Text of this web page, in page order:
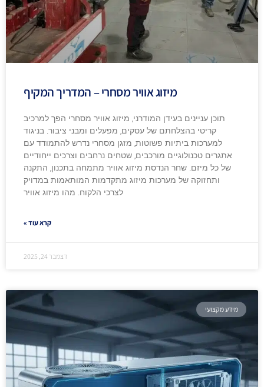
מיזוג אוויר מסחרי – המדריך המקיף
תוכן עניינים בעידן המודרני, מיזוג אוויר מסחרי הפך למרכיב
קריטי בהצלחתם של עסקים, מפעלים ומבני ציבור. בניגוד
למערכות ביתיות פשוטות, מזגן מסחרי נדרש להתמודד עם
אתגרים טכנולוגיים מורכבים, שטחים נרחבים וצרכים ייחודיים
של כל מיזם. שחר הנדסת מיזוג אוויר מתמחה בתכנון, התקנה
ותחזוקה של מערכות מיזוג מתקדמות המותאמות במדויק
לצרכי הלקוח. מהו מיזוג אוויר
קרא עוד »
דצמבר 24, 2025
מידע מקצועי